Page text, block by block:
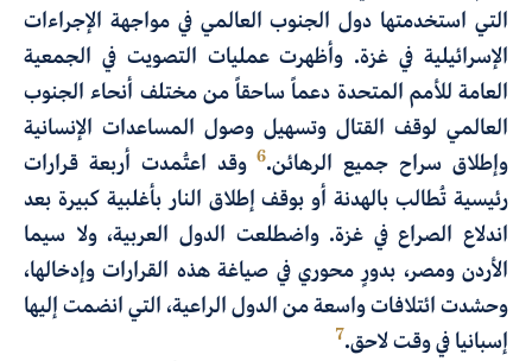
التي استخدمتها دول الجنوب العالمي في مواجهة الإجراءات
الإسرائيلية في غزة. وأظهرت عمليات التصويت في الجمعية
العامة للأمم المتحدة دعماً ساحقاً من مختلف أنحاء الجنوب
العالمي لوقف القتال وتسهيل وصول المساعدات الإنسانية
وإطلاق سراح جميع الرهائن.6وقد اعتُمدت أربعة قرارات
رئيسية تُطالب بالهدنة أو بوقف إطلاق النار بأغلبية كبيرة بعد
اندلاع الصراع في غزة. واضطلعت الدول العربية، ولا سيما
الأردن ومصر، بدورٍ محوري في صياغة هذه القرارات وإدخالها،
وحشدت ائتلافات واسعة من الدول الراعية، التي انضمت إليها
إسبانيا في وقت لاحق.7